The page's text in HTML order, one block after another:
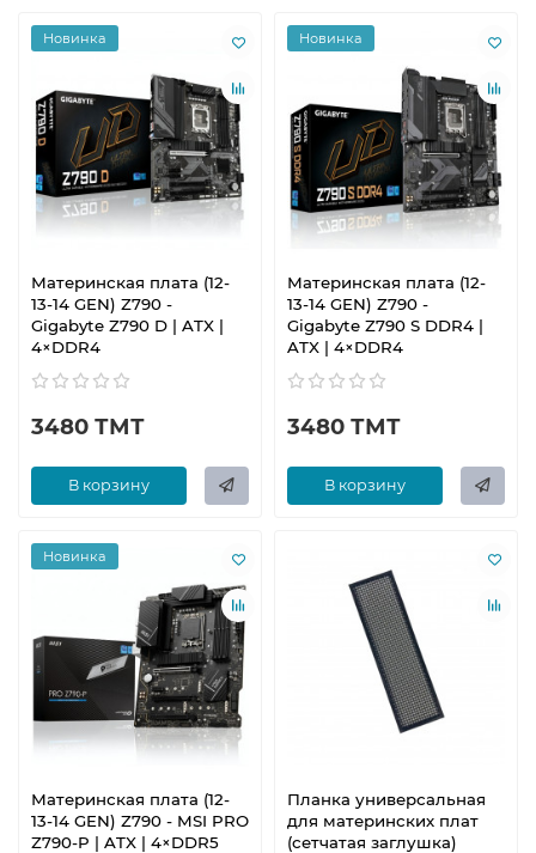
Новинка
Материнская плата (12-
13-14 GEN) Z790 -
Gigabyte Z790 D | ATX |
4×DDR4
3480 ТМТ
В корзину
Новинка
Материнская плата (12-
13-14 GEN) Z790 -
Gigabyte Z790 S DDR4 |
ATX | 4×DDR4
3480 ТМТ
В корзину
Новинка
Материнская плата (12-
13-14 GEN) Z790 - MSI PRO
Z790-P | ATX | 4×DDR5
Планка универсальная
для материнских плат
(сетчатая заглушка)